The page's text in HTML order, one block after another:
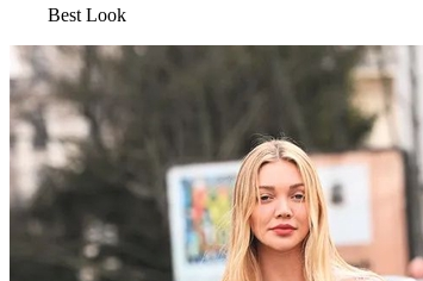
Best Look